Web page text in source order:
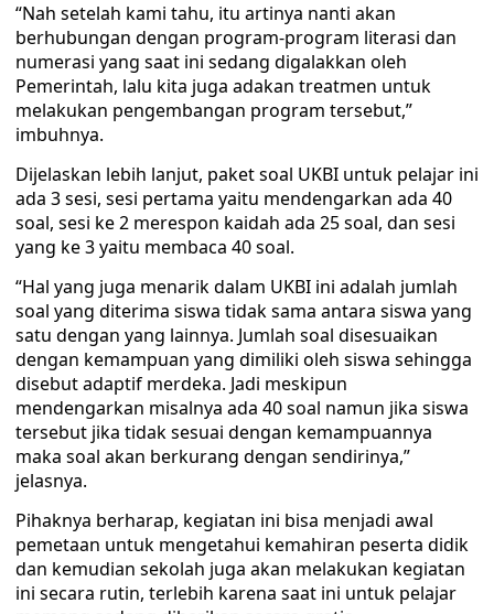
“Nah setelah kami tahu, itu artinya nanti akan
berhubungan dengan program-program literasi dan
numerasi yang saat ini sedang digalakkan oleh
Pemerintah, lalu kita juga adakan treatmen untuk
melakukan pengembangan program tersebut,”
imbuhnya.
Dijelaskan lebih lanjut, paket soal UKBI untuk pelajar ini
ada 3 sesi, sesi pertama yaitu mendengarkan ada 40
soal, sesi ke 2 merespon kaidah ada 25 soal, dan sesi
yang ke 3 yaitu membaca 40 soal.
“Hal yang juga menarik dalam UKBI ini adalah jumlah
soal yang diterima siswa tidak sama antara siswa yang
satu dengan yang lainnya. Jumlah soal disesuaikan
dengan kemampuan yang dimiliki oleh siswa sehingga
disebut adaptif merdeka. Jadi meskipun
mendengarkan misalnya ada 40 soal namun jika siswa
tersebut jika tidak sesuai dengan kemampuannya
maka soal akan berkurang dengan sendirinya,”
jelasnya.
Pihaknya berharap, kegiatan ini bisa menjadi awal
pemetaan untuk mengetahui kemahiran peserta didik
dan kemudian sekolah juga akan melakukan kegiatan
ini secara rutin, terlebih karena saat ini untuk pelajar